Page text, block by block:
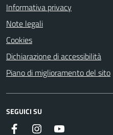
Informativa privacy
Note legali
Cookies
Dichiarazione di accessibilità
Piano di miglioramento del sito
SEGUICI SU
Facebook Instagram